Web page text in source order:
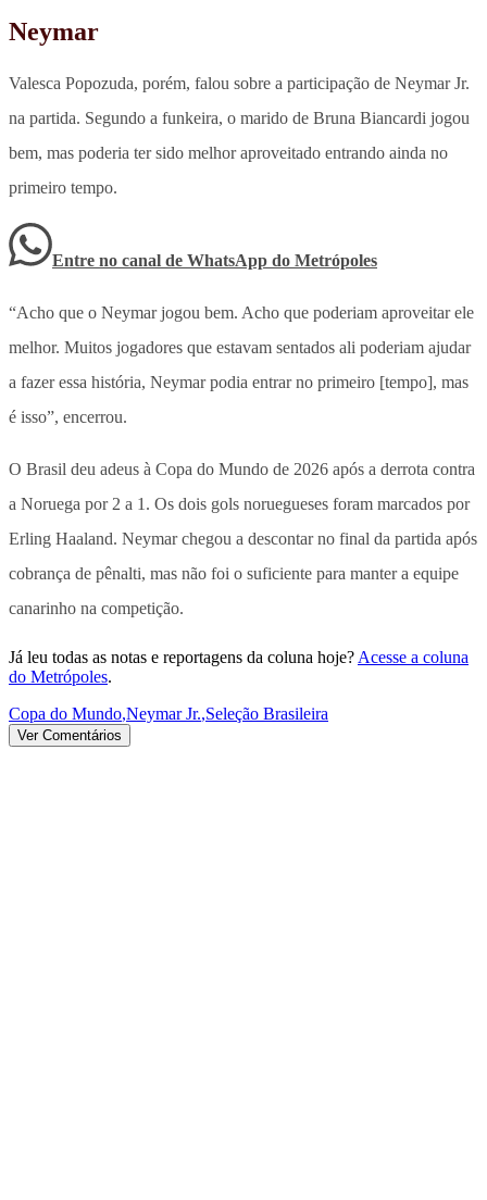
Neymar
Valesca Popozuda, porém, falou sobre a participação de Neymar Jr.
na partida. Segundo a funkeira, o marido de Bruna Biancardi jogou
bem, mas poderia ter sido melhor aproveitado entrando ainda no
primeiro tempo.
Entre no canal de WhatsApp do Metrópoles
“Acho que o Neymar jogou bem. Acho que poderiam aproveitar ele
melhor. Muitos jogadores que estavam sentados ali poderiam ajudar
a fazer essa história, Neymar podia entrar no primeiro [tempo], mas
é isso”, encerrou.
O Brasil deu adeus à Copa do Mundo de 2026 após a derrota contra
a Noruega por 2 a 1. Os dois gols noruegueses foram marcados por
Erling Haaland. Neymar chegou a descontar no final da partida após
cobrança de pênalti, mas não foi o suficiente para manter a equipe
canarinho na competição.
Já leu todas as notas e reportagens da coluna hoje? Acesse a coluna
do Metrópoles.
Copa do Mundo,Neymar Jr.,Seleção Brasileira
Ver Comentários